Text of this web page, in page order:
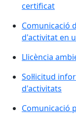
certificat
Comunicació
d'activitat en
Llicència
Sol·licitud
d'activitats
Comunicació